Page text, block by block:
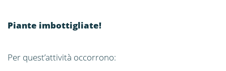
Piante imbottigliate!
Per quest’attività occorrono: